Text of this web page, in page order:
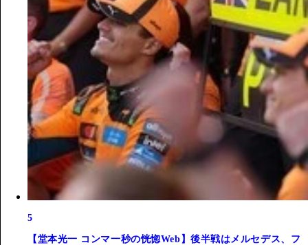
5
【堂本光一 コンマ一秒の恍惚Web】後半戦はメルセデス、フ